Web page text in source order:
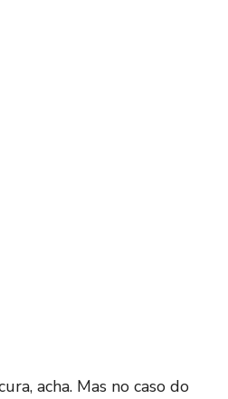
acha. Mas no caso do